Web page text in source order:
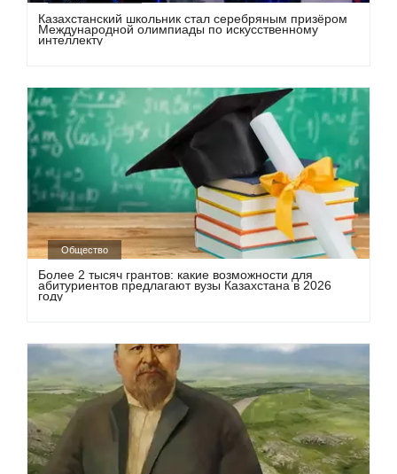
Казахстанский школьник стал серебряным призёром
Международной олимпиады по искусственному
интеллекту
Общество
Более 2 тысяч грантов: какие возможности для
абитуриентов предлагают вузы Казахстана в 2026
году